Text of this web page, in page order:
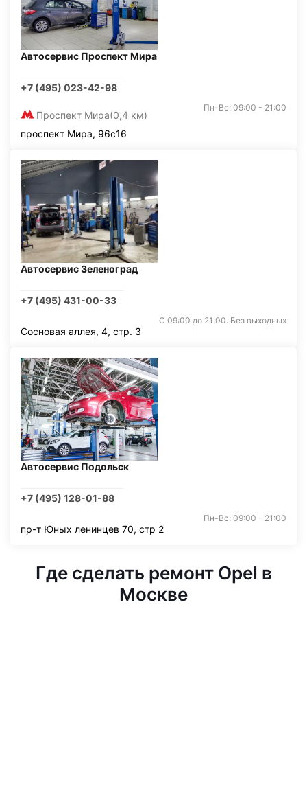
Автосервис Проспект Мира
+7 (495) 023-42-98
Проспект Мира(0,4 км)
Пн-Вс: 09:00 - 21:00
проспект Мира, 96с16
Автосервис Зеленоград
+7 (495) 431-00-33
С 09:00 до 21:00. Без выходных
Сосновая аллея, 4, стр. 3
Автосервис Подольск
+7 (495) 128-01-88
Пн-Вс: 09:00 - 21:00
пр-т Юных ленинцев 70, стр 2
Где сделать ремонт Opel в
Москве